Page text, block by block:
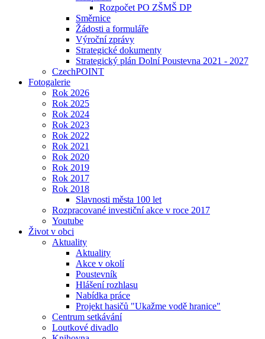
Rozpočet PO ZŠMŠ DP
Směrnice
Žádosti a formuláře
Výroční zprávy
Strategické dokumenty
Strategický plán Dolní Poustevna 2021 - 2027
CzechPOINT
Fotogalerie
Rok 2026
Rok 2025
Rok 2024
Rok 2023
Rok 2022
Rok 2021
Rok 2020
Rok 2019
Rok 2017
Rok 2018
Slavnosti města 100 let
Rozpracované investiční akce v roce 2017
Youtube
Život v obci
Aktuality
Aktuality
Akce v okolí
Poustevník
Hlášení rozhlasu
Nabídka práce
Projekt hasičů "Ukažme vodě hranice"
Centrum setkávání
Loutkové divadlo